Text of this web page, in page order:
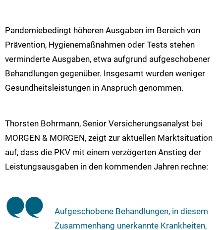
Pandemiebedingt höheren Ausgaben im Bereich von
Prävention, Hygienemaßnahmen oder Tests stehen
verminderte Ausgaben, etwa aufgrund aufgeschobener
Behandlungen gegenüber. Insgesamt wurden weniger
Gesundheitsleistungen in Anspruch genommen.
Thorsten Bohrmann, Senior Versicherungsanalyst bei
MORGEN & MORGEN, zeigt zur aktuellen Marktsituation
auf, dass die PKV mit einem verzögerten Anstieg der
Leistungsausgaben in den kommenden Jahren rechne:
Aufgeschobene Behandlungen, in diesem
Zusammenhang unerkannte Krankheiten,